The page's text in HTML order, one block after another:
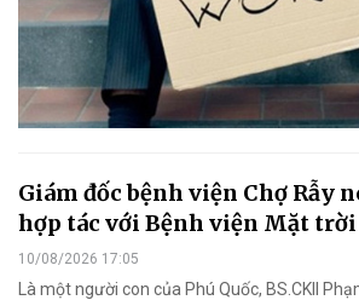
Giám đốc bệnh viện Chợ Rẫy
hợp tác với Bệnh viện Mặt trời
10/08/2026 17:05
Là một người con của Phú Quốc, BS.CKII